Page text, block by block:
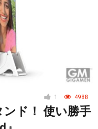
1 4988
ド！ 使い勝手